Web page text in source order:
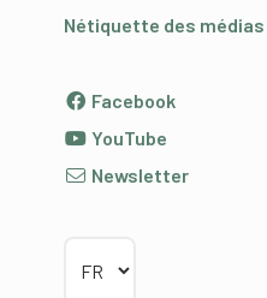
Nétiquette des
Facebook
YouTube
Newsletter